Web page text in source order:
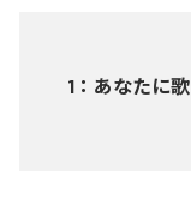
1 ： あなたに